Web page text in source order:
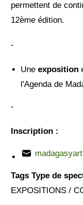
permettent de
12ème édition.
-
Uneexposition
l'Agenda de
-
Inscription :
Tags Type de
EXPOSITIONS /